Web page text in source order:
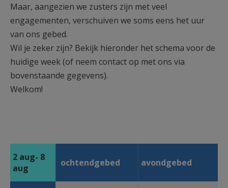
Maar, aangezien we zusters zijn met veel
engagementen, verschuiven we soms eens het uur
van ons gebed.
Wil je zeker zijn? Bekijk hieronder het schema voor de
huidige week (of neem contact op met ons via
bovenstaande gegevens).
Welkom!
2 aug- 8
aug​​​
ochtendgebed avondgebed